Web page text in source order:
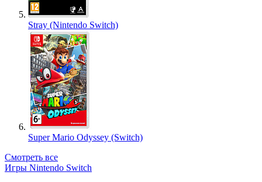
Stray (Nintendo Switch)
Super Mario Odyssey (Switch)
Смотреть все
Игры Nintendo Switch